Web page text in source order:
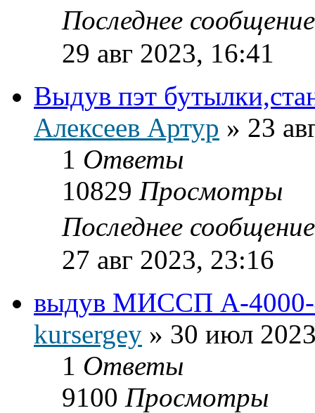
Последнее
29 авг 2023, 16:41
Выдув пэт
Алексеев Артур » 23
1 Ответы
10829 Просмотры
Последнее
27 авг 2023, 23:16
выдув МИССП А-4000-
kursergey » 30 июл
1 Ответы
9100 Просмотры